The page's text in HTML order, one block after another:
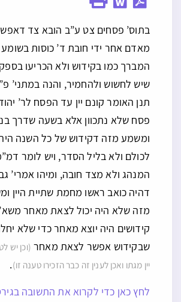
בתוס’ פסחים צט ע”ב הובא צד
מאדם אחר ידי חובת ד’ כוסות בשומע
המברך כמו בקידוש ולא הכריעו
שיש לחשוש ולהחמיר, והנה במתני’
תנן האומר קונם יין עד הפסח לר’
פסח שלא נתכוון אלא בשעה שדרך
ומשמע מזה דקידוש של כל השנה
לכולם ולא בליל הסדר, ויש לומר
המנהג ולא מצד חובה, ומיהו אמרי’
דהיה כואב ראשו מחמת שתיית היין
מזה שלא היה יכול לצאת מאחר
קידושים היה יוצא מאחר כדי שלא
שבקידוש אפשר לצאת מאחר (וכן יש
יין מגתו ואכן לענין זה כבר הזכירו טענה זו).
לחץ כאן כדי לקרוא את התשובה